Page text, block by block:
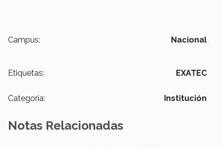
Campus: Nacional
Etiquetas: EXATEC
Categoría: Institución
Notas Relacionadas